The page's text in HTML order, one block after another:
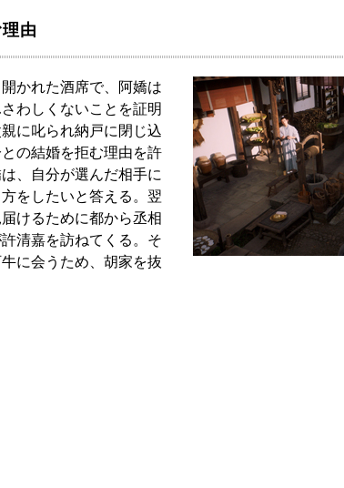
由
かれた酒席で、阿嬌は
わしくないことを証明
に叱られ納戸に閉じ込
の結婚を拒む理由を許
、自分が選んだ相手に
をしたいと答える。翌
けるために都から丞相
清嘉を訪ねてくる。そ
に会うため、胡家を抜